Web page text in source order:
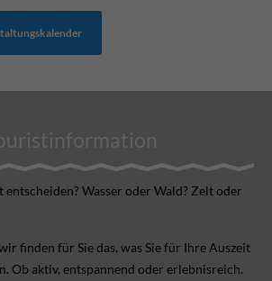
ent­scheiden? Wasser oder Wald? Zelt oder
finden für Sie das, was Sie für Ihre Aus­zeit
Ob aktiv, ent­spannend oder erlebnis­reich.